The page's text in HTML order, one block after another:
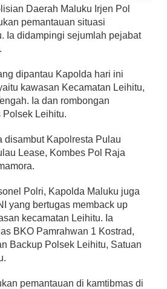
Daerah Maluku Irjen Pol
pemantauan situasi
Ia didampingi sejumlah pejabat
dipantau Kapolda hari ini
kawasan Kecamatan Leihitu,
Ia dan rombongan
Polsek Leihitu.
disambut Kapolresta Pulau
Lease, Kombes Pol Raja
Polri, Kapolda Maluku juga
yang bertugas memback up
kecamatan Leihitu. Ia
BKO Pamrahwan 1 Kostrad,
Backup Polsek Leihitu, Satuan
pemantauan di kamtibmas di